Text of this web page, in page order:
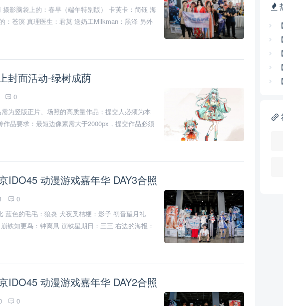
影脑袋上的：春早（端午特别版） 卡芙卡：简钰 海
：苍溟 真理医生：君莫 送奶工Milkman：黑泽 另外
封面活动-绿树成荫
0
为竖版正片、场照的高质量作品；提交人必须为本
品要求：最短边像素需大于2000px，提交作品必须
选最适合的一张。活动说明：本场活动为吾喵春早
参加。积极参加社团活动或有福利赠送;最终解释权
会被更换为冲印照片.本次活动自即日起开始 截止日
IDO45 动漫游戏嘉年华 DAY3合照
0
蓝色的毛毛：狼炎 犬夜叉桔梗：影子 初音望月礼
铁知更鸟：钟离凧 崩铁星期日：三三 右边的海报：
IDO45 动漫游戏嘉年华 DAY2合照
0